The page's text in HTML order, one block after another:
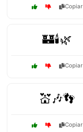
Copiar
🏰🕯️🌿
Copiar
💒🎶👣
Copiar